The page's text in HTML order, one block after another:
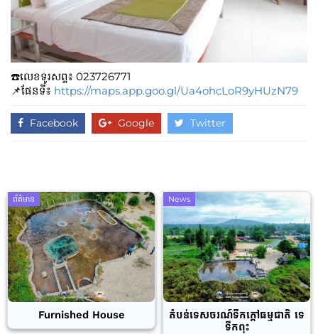
☎️លេខទូរសព្ទ៖​​ 023726771
📌ផែនទី៖ https://maps.app.goo.gl/Ua4ohcLoR9yHUzN79
Facebook Google Twitter
ព័ត៌មាន
Furnished House
News
តំបន់ទេសចរណ៍ទឹកក្តៅធម្មជាតិ ទេ
ទឹកពុះ